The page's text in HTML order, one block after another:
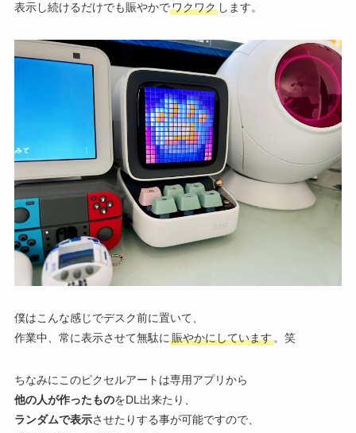
表示し続けるだけでも賑やかでワクワクします。
僕はこんな感じでデスク前に置いて、
作業中、常に表示させて無駄に 賑やかにしています。笑
ちなみにこのピクセルアートは専用アプリから
他の人が作ったものをDL出来たり、
ランダムで表示させたりする事が可能ですので、